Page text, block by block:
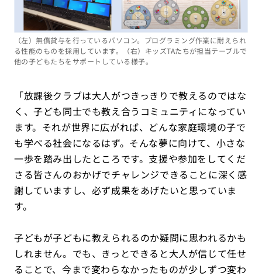
（左）無償貸与を行っているパソコン。プログラミング作業に耐えられ
る性能のものを採用しています。（右）キッズTAたちが担当テーブルで
他の子どもたちをサポートしている様子。
「放課後クラブは大人がつきっきりで教えるのではな
く、子ども同士でも教え合うコミュニティになってい
ます。それが世界に広がれば、どんな家庭環境の子で
も学べる社会になるはず。そんな夢に向けて、小さな
一歩を踏み出したところです。支援や参加をしてくだ
さる皆さんのおかげでチャレンジできることに深く感
謝していますし、必ず成果をあげたいと思っていま
す。
子どもが子どもに教えられるのか疑問に思われるかも
しれません。でも、きっとできると大人が信じて任せ
ることで、今まで変わらなかったものが少しずつ変わ